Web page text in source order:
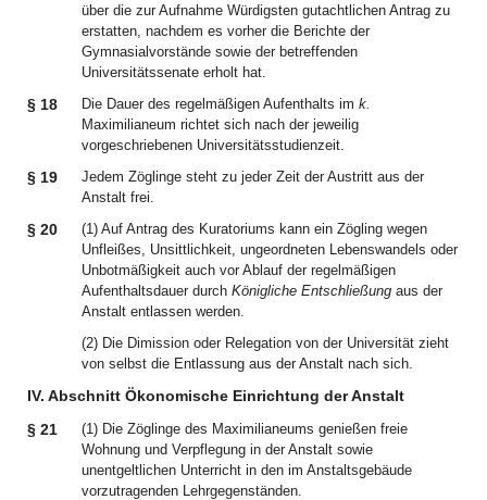
über die zur Aufnahme Würdigsten gutachtlichen Antrag zu
erstatten, nachdem es vorher die Berichte der
Gymnasialvorstände sowie der betreffenden
Universitätssenate erholt hat.
§ 18 Die Dauer des regelmäßigen Aufenthalts im k.
Maximilianeum richtet sich nach der jeweilig
vorgeschriebenen Universitätsstudienzeit.
§ 19
Jedem Zöglinge steht zu jeder Zeit der Austritt aus der
Anstalt frei.
§ 20
(1) Auf Antrag des Kuratoriums kann ein Zögling wegen
Unfleißes, Unsittlichkeit, ungeordneten Lebenswandels oder
Unbotmäßigkeit auch vor Ablauf der regelmäßigen
Aufenthaltsdauer durch Königliche Entschließung aus der
Anstalt entlassen werden.
(2) Die Dimission oder Relegation von der Universität zieht
von selbst die Entlassung aus der Anstalt nach sich.
IV. Abschnitt Ökonomische Einrichtung der Anstalt
§ 21
(1) Die Zöglinge des Maximilianeums genießen freie
Wohnung und Verpflegung in der Anstalt sowie
unentgeltlichen Unterricht in den im Anstaltsgebäude
vorzutragenden Lehrgegenständen.